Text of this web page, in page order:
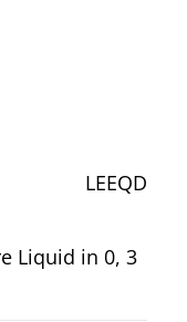
LEEQD
Liquid in 0, 3